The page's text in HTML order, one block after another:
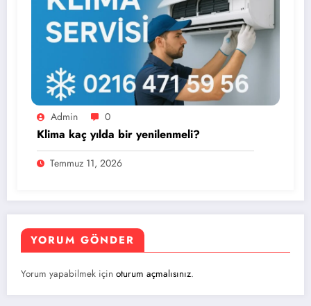
Admin 0
Klima kaç yılda bir yenilenmeli?
Temmuz 11, 2026
YORUM GÖNDER
Yorum yapabilmek için oturum açmalısınız.